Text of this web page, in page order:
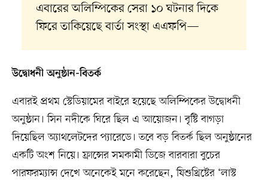
এবারের অলিম্পিকের সেরা ১০ ঘটনার দিকে
ফিরে তাকিয়েছে বার্তা সংস্থা এএফপি—
উদ্বোধনী অনুষ্ঠান-বিতর্ক
এবারই প্রথম স্টেডিয়ামের বাইরে হয়েছে অলিম্পিকের উদ্বোধনী
অনুষ্ঠান। সিন নদীকে ঘিরে ছিল এ আয়োজন। বৃষ্টি বাগড়া
দিয়েছিল অ্যাথলেটদের প্যারেডে। তবে বড় বিতর্ক ছিল অনুষ্ঠানের
একটি অংশ নিয়ে। ফ্রান্সের সমকামী ডিজে বারবারা বুচের
পারফরম্যান্স দেখে অনেকেই মনে করেছেন, যিশুখ্রিষ্টের ‘লাস্ট